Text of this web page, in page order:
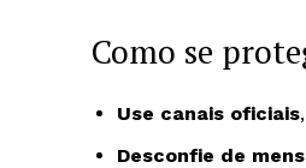
Como se
Use canais oficiais
Desconfie de